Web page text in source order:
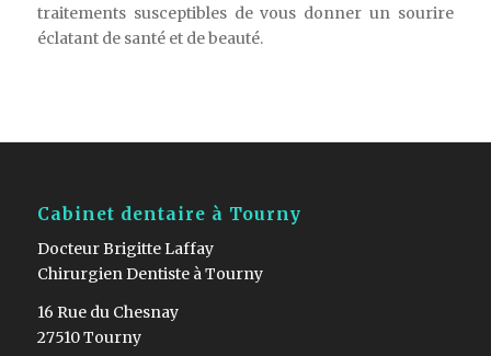
traitements susceptibles de vous donner un sourire
éclatant de santé et de beauté.
Cabinet dentaire à Tourny
Docteur Brigitte Laffay
Chirurgien Dentiste à Tourny
16 Rue du Chesnay
27510 Tourny